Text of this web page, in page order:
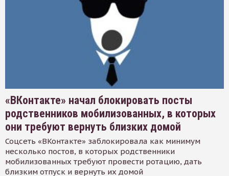
«ВКонтакте» начал блокировать посты
родственников мобилизованных, в которых
они требуют вернуть близких домой
Соцсеть «ВКонтакте» заблокировала как минимум
несколько постов, в которых родственники
мобилизованных требуют провести ротацию, дать
близким отпуск и вернуть их домой